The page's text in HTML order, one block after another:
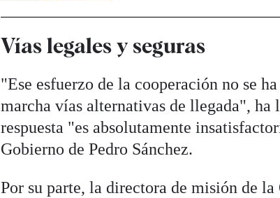
Vías legales y seguras
"Ese esfuerzo de la cooperación no se
marcha vías alternativas de llegada", ha
respuesta "es absolutamente
Gobierno de Pedro Sánchez.
Por su parte, la directora de misión de